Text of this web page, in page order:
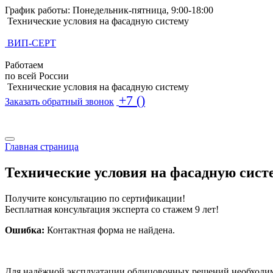
График работы: Понедельник-пятница, 9:00-18:00
Технические условия на фасадную систему
ВИП-СЕРТ
Работаем
по всей России
Технические условия на фасадную систему
Заказать обратный звонок +7 ()
Главная страница
Технические условия на фасадную
Получите консультацию по сертификации!
Бесплатная консультация эксперта со стажем 9 лет!
Ошибка: Контактная форма не найдена.